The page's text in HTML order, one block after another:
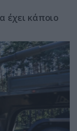
έχει κάποιο